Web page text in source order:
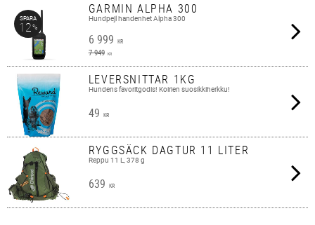
GARMIN ALPHA 300
Hundpejl handenhet Alpha 300
6 999 KR
7 949 KR
SPARA
12%
LEVERSNITTAR 1KG
Hundens favoritgodis! Koirien suosikkiherkku!
49 KR
RYGGSÄCK DAGTUR 11 LITER
Reppu 11 L, 378 g
639 KR